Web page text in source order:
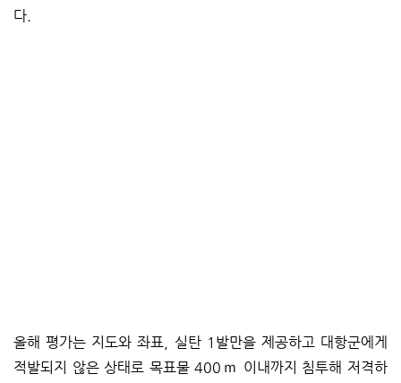
다.
올해 평가는 지도와 좌표, 실탄 1발만을 제공하고 대항군에게
적발되지 않은 상태로 목표물 400ｍ 이내까지 침투해 저격하